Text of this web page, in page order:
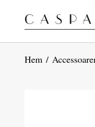
Hem /